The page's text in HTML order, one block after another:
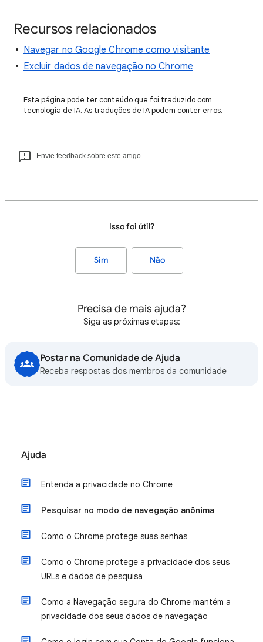
Recursos relacionados
Navegar no Google Chrome como visitante
Excluir dados de navegação no Chrome
Esta página pode ter conteúdo que foi traduzido com
tecnologia de IA. As traduções de IA podem conter erros.
Envie feedback sobre este artigo
Isso foi útil?
Sim Não
Precisa de mais ajuda?
Siga as próximas etapas:
Postar na Comunidade de Ajuda
Receba respostas dos membros da comunidade
Ajuda
Entenda a privacidade no Chrome
Pesquisar no modo de navegação anônima
Como o Chrome protege suas senhas
Como o Chrome protege a privacidade dos seus
URLs e dados de pesquisa
Como a Navegação segura do Chrome mantém a
privacidade dos seus dados de navegação